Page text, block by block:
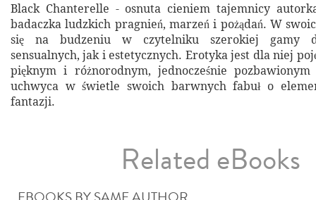
Black Chanterelle - osnuta cieniem tajemnicy
badaczka ludzkich pragnień, marzeń i pożądań. W
się na budzeniu w czytelniku szerokiej gamy
sensualnych, jak i estetycznych. Erotyka jest dla niej
pięknym i różnorodnym, jednocześnie
uchwyca w świetle swoich barwnych fabuł o
fantazji.
Related eBooks